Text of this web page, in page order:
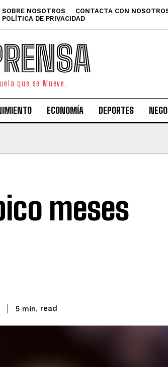
SOBRE NOSOTROS CONTACTA CON
POLÍTICA DE PRIVACIDAD
que se Mueve.
ECONOMÍA DEPORTES
meses
5 min. read